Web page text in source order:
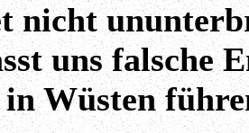
nicht
uns falsche
in Wüsten